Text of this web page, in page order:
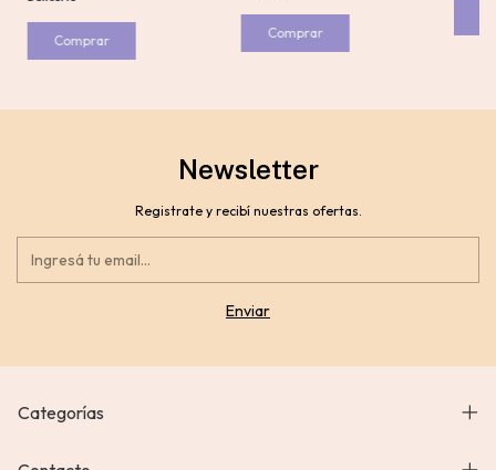
Comprar
Newsletter
Registrate y recibí nuestras ofertas.
Categorías